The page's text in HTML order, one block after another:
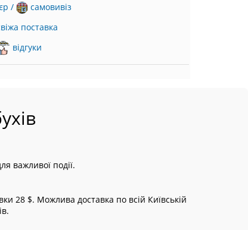
/
самовивіз
поставка
відгуки
важливої події.
28 $. Можлива доставка по всій Київській